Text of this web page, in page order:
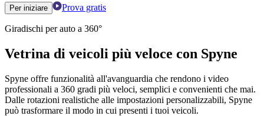
Per iniziare Prova gratis
Giradischi per auto a 360°
Vetrina di veicoli più veloce con Spyne
Spyne offre funzionalità all'avanguardia che rendono i video
professionali a 360 gradi più veloci, semplici e convenienti che mai.
Dalle rotazioni realistiche alle impostazioni personalizzabili, Spyne
può trasformare il modo in cui presenti i tuoi veicoli.